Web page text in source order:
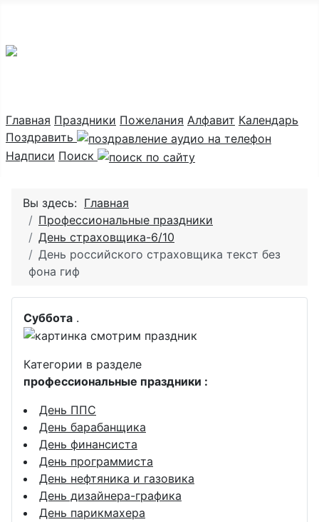
Главная Праздники Пожелания Алфавит Календарь
Поздравить
Надписи Поиск
Вы здесь: Главная
Профессиональные праздники
День страховщика-6/10
День российского страховщика текст без
фона гиф
Суббота .
Категории в разделе
профессиональные праздники :
День ППС
День барабанщика
День финансиста
День программиста
День нефтяника и газовика
День дизайнера-графика
День парикмахера